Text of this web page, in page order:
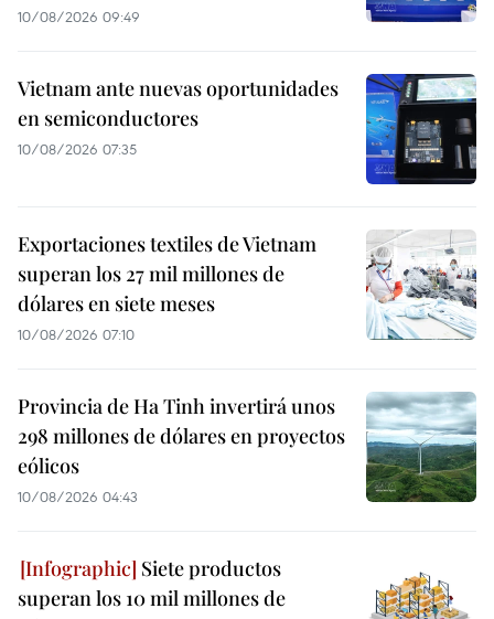
10/08/2026 09:49
Vietnam ante nuevas oportunidades
en semiconductores
10/08/2026 07:35
Exportaciones textiles de Vietnam
superan los 27 mil millones de
dólares en siete meses
10/08/2026 07:10
Provincia de Ha Tinh invertirá unos
298 millones de dólares en proyectos
eólicos
10/08/2026 04:43
Siete productos
superan los 10 mil millones de